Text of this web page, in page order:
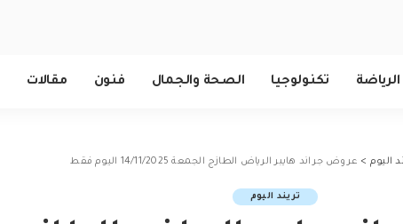
الرياضة تكنولوجيا الصحة والجمال فنون مقالات
اليوم > عروض جراند هايبر الرياض الطازج الجمعة 14/11/2025 اليوم فقط
تريند اليوم